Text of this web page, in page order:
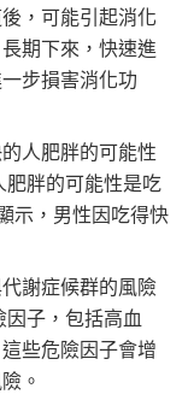
，可能引起消化
期下來，快速進
步損害消化功
人肥胖的可能性
胖的可能性是吃
示，男性因吃得快
謝症候群的風險
子，包括高血
些危險因子會增
。